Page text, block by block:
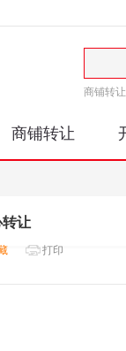
商铺转让
商铺转让
让
打印